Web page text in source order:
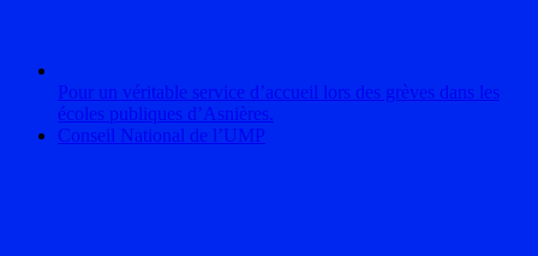
Pour un véritable service d’accueil lors des grèves dans les
écoles publiques d’Asnières.
Conseil National de l’UMP